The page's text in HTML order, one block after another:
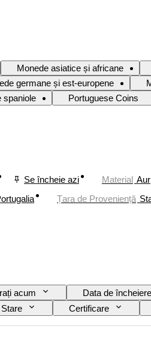
Monede asiatice și africane
germane și est-europene
spaniole Portuguese Coins
Se încheie azi Material Aur
Țara de Proveniență
acum Data de încheiere
Stare Certificare